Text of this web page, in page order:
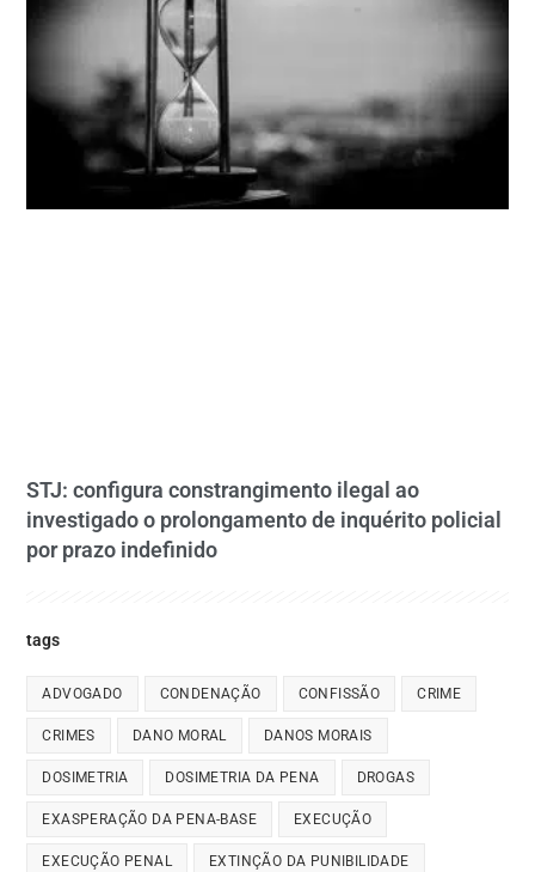
STJ: configura constrangimento ilegal ao
investigado o prolongamento de inquérito policial
por prazo indefinido
tags
ADVOGADO CONDENAÇÃO CONFISSÃO CRIME
CRIMES DANO MORAL DANOS MORAIS
DOSIMETRIA DOSIMETRIA DA PENA DROGAS
EXASPERAÇÃO DA PENA-BASE EXECUÇÃO
EXECUÇÃO PENAL EXTINÇÃO DA PUNIBILIDADE